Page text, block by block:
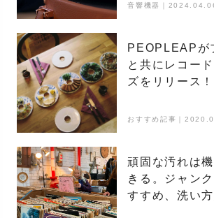
音響機器｜
PEOPLEAPが
と共にレコー
ズをリリース
おすすめ記事｜
頑固な汚れは
きる。ジャン
すすめ、洗い